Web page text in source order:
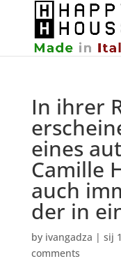
In ihrer
eines
Camille
auch
der in
by ivangadza | sij
comments